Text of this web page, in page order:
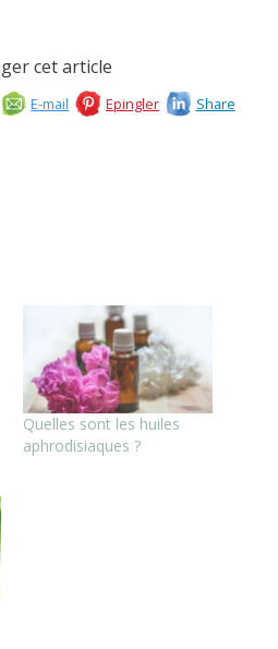
cet article
E-mail Epingler Share
Quelles sont les huiles
aphrodisiaques ?